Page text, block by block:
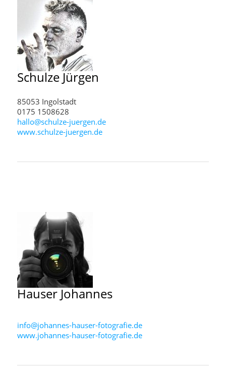
Schulze Jürgen
85053 Ingolstadt
0175 1508628
hallo@schulze-juergen.de
www.schulze-juergen.de
HauserJohannes
info@johannes-hauser-fotografie.de
www.johannes-hauser-fotografie.de